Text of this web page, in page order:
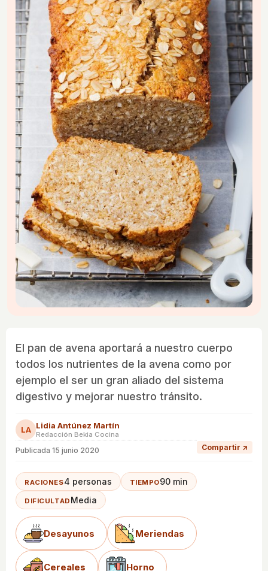
El pan de avena aportará a nuestro cuerpo
todos los nutrientes de la avena como por
ejemplo el ser un gran aliado del sistema
digestivo y mejorar nuestro tránsito.
LA Lidia Antúnez Martín
Redacción Bekia Cocina
Publicada 15 junio 2020 Compartir ↗
RACIONES4 personas TIEMPO90 min
DIFICULTAD Media
Desayunos Meriendas
Cereales Horno